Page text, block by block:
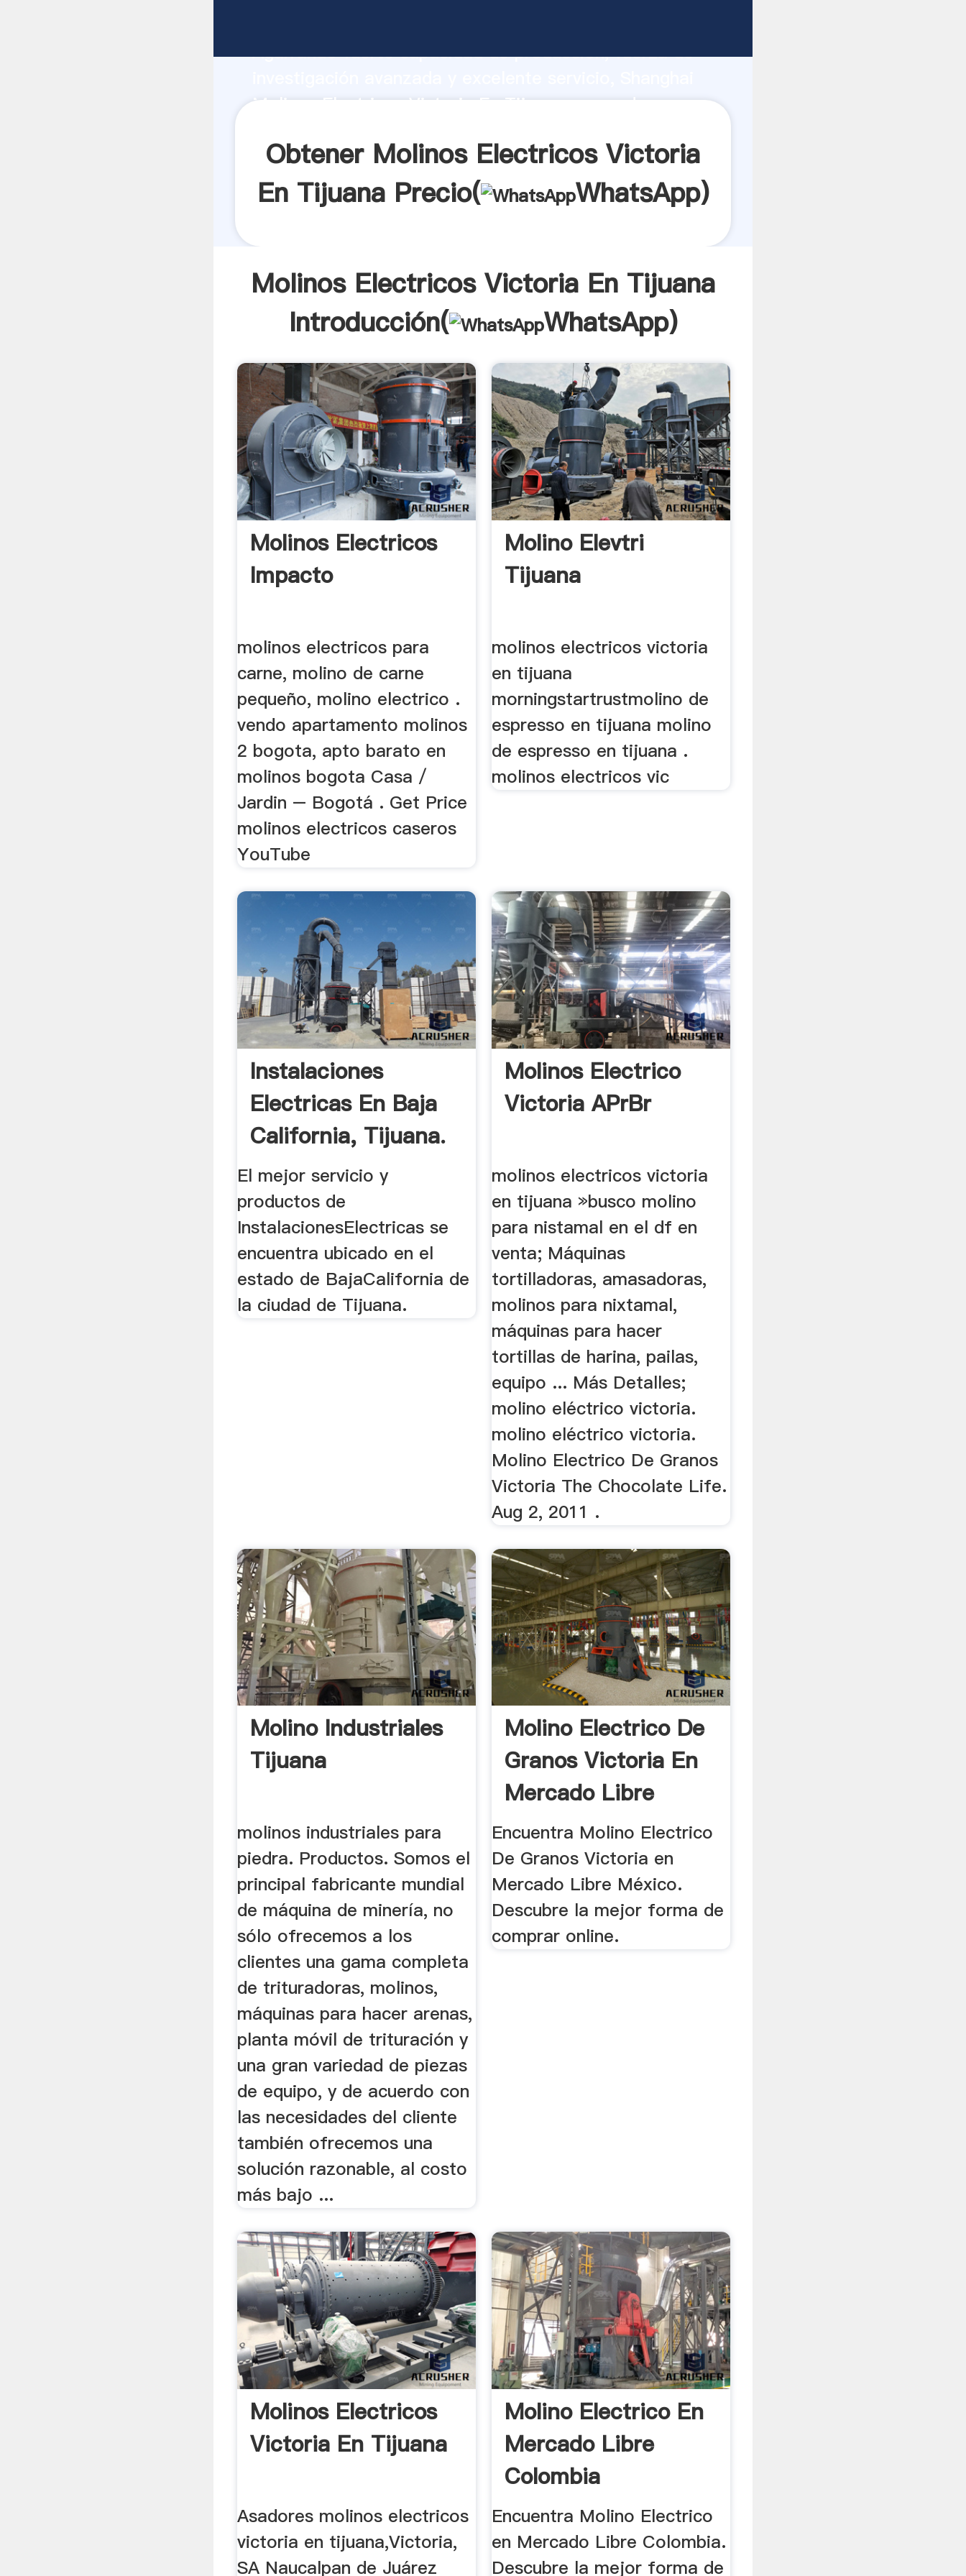
Agarrando fuerte capacidad de producción, fuerza de
Molinos Electricos Victoria En Tijuana proveedor crea
Obtener Molinos Electricos Victoria
En Tijuana Precio(
WhatsApp)
Molinos Electricos Victoria En Tijuana
Introducción(
WhatsApp)
Molinos Electricos
Impacto
molinos electricos para
carne, molino de carne
pequeño, molino electrico .
vendo apartamento molinos
2 bogota, apto barato en
molinos bogota Casa /
Jardin – Bogotá . Get Price
molinos electricos caseros
YouTube
Molino Elevtri
Tijuana
molinos electricos victoria
en tijuana
morningstartrustmolino de
espresso en tijuana molino
de espresso en tijuana .
molinos electricos vic
Instalaciones
Electricas En Baja
California, Tijuana.
El mejor servicio y
productos de
InstalacionesElectricas se
encuentra ubicado en el
estado de BajaCalifornia de
la ciudad de Tijuana.
Molinos Electrico
Victoria APrBr
molinos electricos victoria
en tijuana »busco molino
para nistamal en el df en
venta; Máquinas
tortilladoras, amasadoras,
molinos para nixtamal,
máquinas para hacer
tortillas de harina, pailas,
equipo ... Más Detalles;
molino eléctrico victoria.
molino eléctrico victoria.
Molino Electrico De Granos
Victoria The Chocolate Life.
Aug 2, 2011 .
Molino Industriales
Tijuana
molinos industriales para
piedra. Productos. Somos el
principal fabricante mundial
de máquina de minería, no
sólo ofrecemos a los
clientes una gama completa
de trituradoras, molinos,
máquinas para hacer arenas,
planta móvil de trituración y
una gran variedad de piezas
de equipo, y de acuerdo con
las necesidades del cliente
también ofrecemos una
solución razonable, al costo
más bajo ...
Molino Electrico De
Granos Victoria En
Mercado Libre
México
Encuentra Molino Electrico
De Granos Victoria en
Mercado Libre México.
Descubre la mejor forma de
comprar online.
Molinos Electricos
Victoria En Tijuana
Asadores molinos electricos
victoria en tijuana,Victoria,
SA Naucalpan de Juárez
Molino Electrico En
Mercado Libre
Colombia
Encuentra Molino Electrico
en Mercado Libre Colombia.
Descubre la mejor forma de